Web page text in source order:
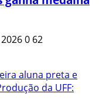
0 62